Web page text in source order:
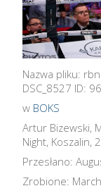
Nazwa pliku:
DSC_8527 ID:
w BOKS
Artur Bizewski,
Night, Koszalin,
Przesłano:
Zrobione: